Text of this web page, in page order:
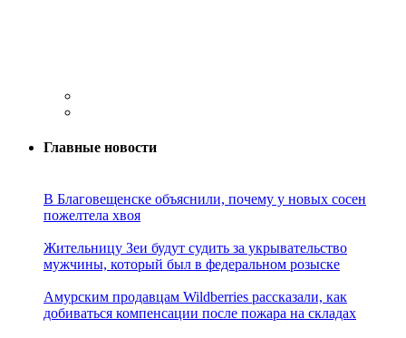
Главные новости
В Благовещенске объяснили, почему у новых сосен
пожелтела хвоя
Жительницу Зеи будут судить за укрывательство
мужчины, который был в федеральном розыске
Амурским продавцам Wildberries рассказали, как
добиваться компенсации после пожара на складах